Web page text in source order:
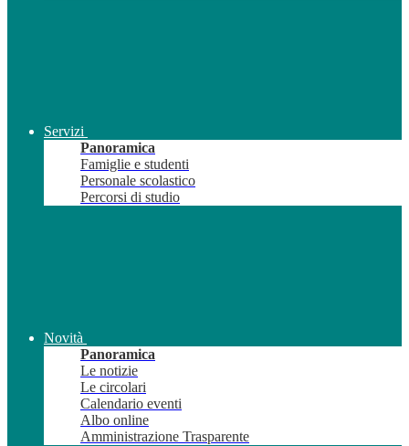
Servizi
Panoramica
Famiglie e studenti
Personale scolastico
Percorsi di studio
Novità
Panoramica
Le notizie
Le circolari
Calendario eventi
Albo online
Amministrazione Trasparente